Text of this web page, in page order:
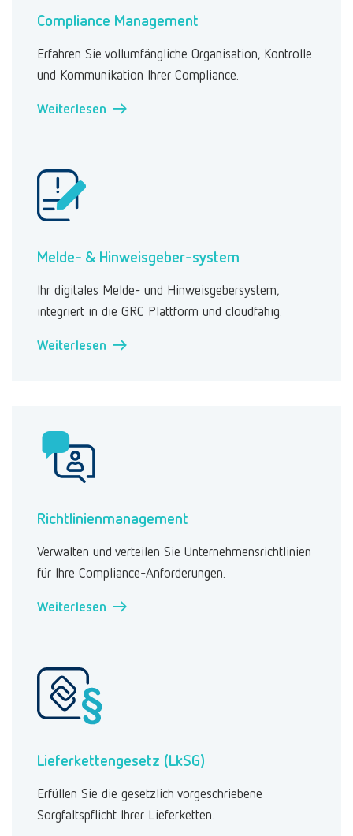
Compliance Management
Erfahren Sie vollumfängliche Organisation, Kontrolle
und Kommunikation Ihrer Compliance.
Weiterlesen →
Melde- & Hinweisgeber-system
Ihr digitales Melde- und Hinweisgebersystem,
integriert in die GRC Plattform und cloudfähig.
Weiterlesen →
Richtlinienmanagement
Verwalten und verteilen Sie Unternehmensrichtlinien
für Ihre Compliance-Anforderungen.
Weiterlesen →
Lieferkettengesetz (LkSG)
Erfüllen Sie die gesetzlich vorgeschriebene
Sorgfaltspflicht Ihrer Lieferketten.